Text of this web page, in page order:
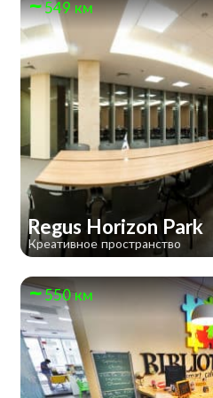
549 км
Regus Horizon Park
Креативное пространство
550 км